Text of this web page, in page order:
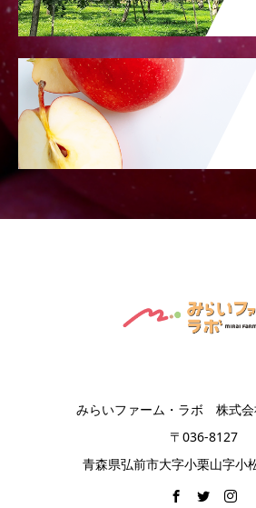
みらいファーム・ラボ 株式会
〒036-8127
青森県弘前市大字小栗山字小